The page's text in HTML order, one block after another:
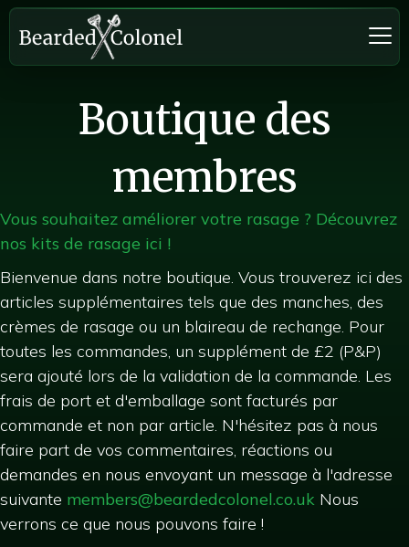
Boutique des
membres
Vous souhaitez améliorer votre rasage ? Découvrez
nos kits de rasage ici !
Bienvenue dans notre boutique. Vous trouverez ici des
articles supplémentaires tels que des manches, des
crèmes de rasage ou un blaireau de rechange. Pour
toutes les commandes, un supplément de £2 (P&P)
sera ajouté lors de la validation de la commande. Les
frais de port et d'emballage sont facturés par
commande et non par article. N'hésitez pas à nous
faire part de vos commentaires, réactions ou
demandes en nous envoyant un message à l'adresse
suivante members@beardedcolonel.co.uk Nous
verrons ce que nous pouvons faire !